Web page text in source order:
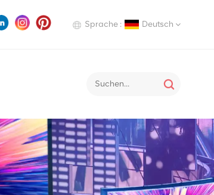
Sprache : Deutsch
Italiano
Русский
Español